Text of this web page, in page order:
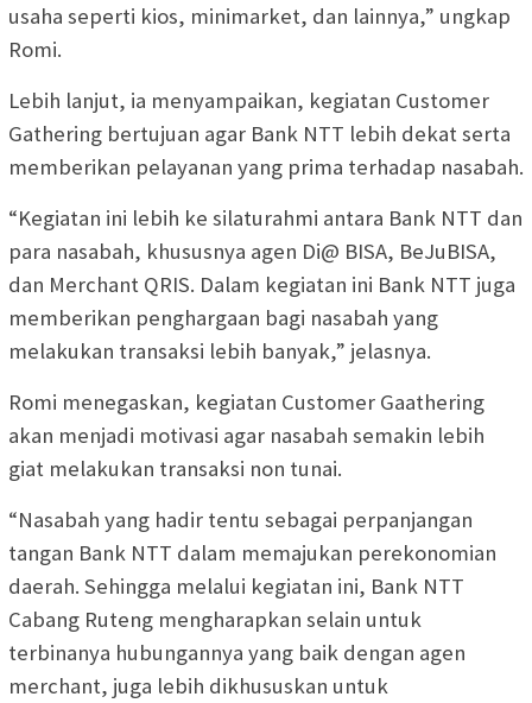
usaha seperti kios, minimarket, dan lainnya,” ungkap
Romi.
Lebih lanjut, ia menyampaikan, kegiatan Customer
Gathering bertujuan agar Bank NTT lebih dekat serta
memberikan pelayanan yang prima terhadap nasabah.
“Kegiatan ini lebih ke silaturahmi antara Bank NTT dan
para nasabah, khususnya agen Di@ BISA, BeJuBISA,
dan Merchant QRIS. Dalam kegiatan ini Bank NTT juga
memberikan penghargaan bagi nasabah yang
melakukan transaksi lebih banyak,” jelasnya.
Romi menegaskan, kegiatan Customer Gaathering
akan menjadi motivasi agar nasabah semakin lebih
giat melakukan transaksi non tunai.
“Nasabah yang hadir tentu sebagai perpanjangan
tangan Bank NTT dalam memajukan perekonomian
daerah. Sehingga melalui kegiatan ini, Bank NTT
Cabang Ruteng mengharapkan selain untuk
terbinanya hubungannya yang baik dengan agen
merchant, juga lebih dikhususkan untuk